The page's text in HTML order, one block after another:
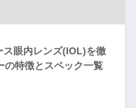
ス眼内レンズ(IOL)を徹
の特徴とスペック一覧